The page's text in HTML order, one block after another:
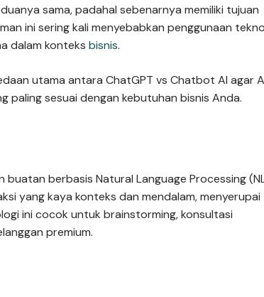
sama, padahal sebenarnya memiliki tujuan
ini sering kali menyebabkan penggunaan
dalam konteks bisnis.
utama antara ChatGPT vs Chatbot AI agar
paling sesuai dengan kebutuhan bisnis Anda.
buatan berbasis Natural Language Processing
yang kaya konteks dan mendalam, menyerupai
ini cocok untuk brainstorming, konsultasi
premium.